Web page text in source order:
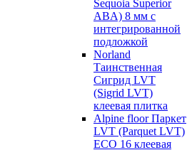
Sequoia Superior
ABA) 8 мм с
интегрированной
подложкой
Norland
Таинственная
Сигрид LVT
(Sigrid LVT)
клеевая плитка
Alpine floor Паркет
LVT (Parquet LVT)
ECO 16 клеевая